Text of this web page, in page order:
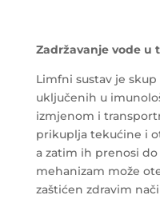
Zadržavanje vode u
Limfni sustav je
uključenih u
izmjenom i
prikuplja tekućine i
a zatim ih prenosi do
mehanizam može
zaštićen zdravim